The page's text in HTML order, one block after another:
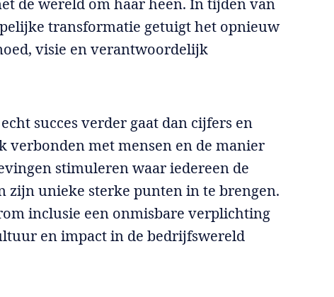
de wereld om haar heen. In tijden van
transformatie getuigt het opnieuw
visie en verantwoordelijk
succes verder gaat dan cijfers en
verbonden met mensen en de manier
stimuleren waar iedereen de
zijn unieke sterke punten in te brengen.
inclusie een onmisbare verplichting
en impact in de bedrijfswereld